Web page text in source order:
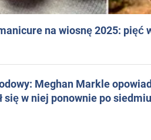
na wiosnę 2025: pięć
Meghan Markle
się w niej ponownie po